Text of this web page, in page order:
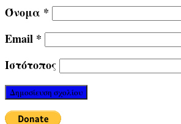
Όνομα *
Email *
Ιστότοπος